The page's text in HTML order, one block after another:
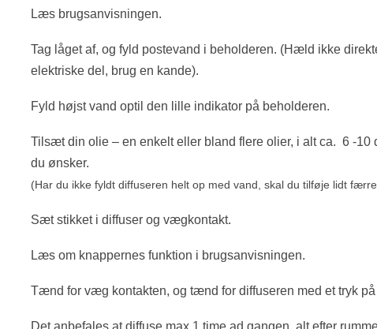
Læs brugsanvisningen.
Tag låget af, og fyld postevand i beholderen. (Hæld ikke
elektriske del, brug en kande).
Fyld højst vand optil den lille indikator på beholderen.
Tilsæt din olie – en enkelt eller bland flere olier, i alt ca. 6 -10
du ønsker.
(Har du ikke fyldt diffuseren helt op med vand, skal du tilføje lidt færre
Sæt stikket i diffuser og vægkontakt.
Læs om knappernes funktion i brugsanvisningen.
Tænd for væg kontakten, og tænd for diffuseren med et tryk på
Det anbefales at diffuse max 1 time ad gangen, alt efter